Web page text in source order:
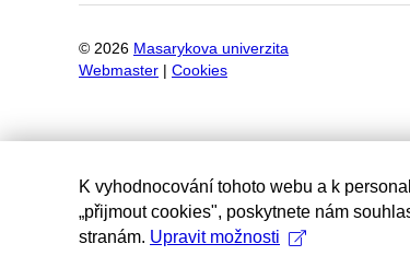
© 2026 Masarykova univerzita
Webmaster
Cookies
K vyhodnocování tohoto webu a k
„přijmout cookies", poskytnete nám
stranám. Upravit možnosti